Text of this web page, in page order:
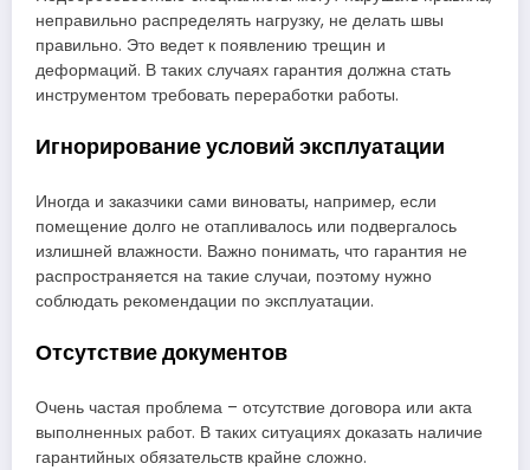
неправильно распределять нагрузку, не делать швы
правильно. Это ведет к появлению трещин и
деформаций. В таких случаях гарантия должна стать
инструментом требовать переработки работы.
Игнорирование условий эксплуатации
Иногда и заказчики сами виноваты, например, если
помещение долго не отапливалось или подвергалось
излишней влажности. Важно понимать, что гарантия не
распространяется на такие случаи, поэтому нужно
соблюдать рекомендации по эксплуатации.
Отсутствие документов
Очень частая проблема – отсутствие договора или акта
выполненных работ. В таких ситуациях доказать наличие
гарантийных обязательств крайне сложно.